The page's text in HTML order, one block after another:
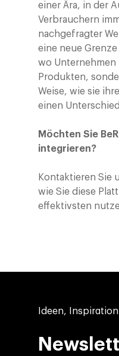
einer Ära, in der
Verbrauchern
nachgefragter
eine neue
wo
Produkten,
Weise, wie sie
einen
Möchten Sie
integrieren?
Kontaktieren Sie
wie Sie diese
effektivsten
Ideen,